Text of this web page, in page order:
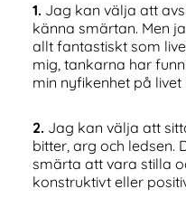
1. Jag kan välja att
känna smärtan. Men
allt fantastiskt som
mig, tankarna har
min nyfikenhet på
2. Jag kan välja att
bitter, arg och ledsen.
smärta att vara stilla
konstruktivt eller